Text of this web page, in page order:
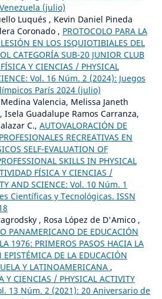
(julio)
Luqués , Kevin Daniel Pineda
Coronado , PROTOCOLO PARA LA
EN LOS ISQUIOTIBIALES DEL
CATEGORÍA SUB-20 JUNIOR CLUB
Y CIENCIAS / PHYSICAL
Vol. 16 Núm. 2 (2024): Juegos
París 2024 (julio)
Valencia, Melissa Janeth
Isela Guadalupe Ramos Carranza,
C., AUTOVALORACIÓN DE
RECREATIVAS EN
SELF-EVALUATION OF
SKILLS IN PHYSICAL
FÍSICA Y CIENCIAS /
AND SCIENCE: Vol. 10 Núm. 1
Científicas y Tecnológicas. ISSN
, Rosa López de D'Amico ,
PANAMERICANO DE EDUCACIÓN
1976: PRIMEROS PASOS HACIA LA
DE LA EDUCACIÓN
Y LATINOAMERICANA ,
Y CIENCIAS / PHYSICAL ACTIVITY
13 Núm. 2 (2021): 20 Aniversario de